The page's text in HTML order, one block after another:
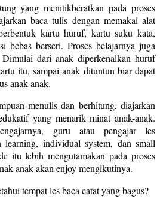
yang menitikberatkan pada proses
baca tulis dengan memakai alat
kartu huruf, kartu suku kata,
bebas berseri. Proses belajarnya juga
Dimulai dari anak diperkenalkan huruf
itu, sampai anak dituntun biar dapat
anak-anak.
menulis dan berhitung, diajarkan
yang menarik minat anak-anak.
guru atau pengajar les
learning, individual system, dan small
itu lebih mengutamakan pada proses
anak akan enjoy mengikutinya.
tempat les baca catat yang bagus?